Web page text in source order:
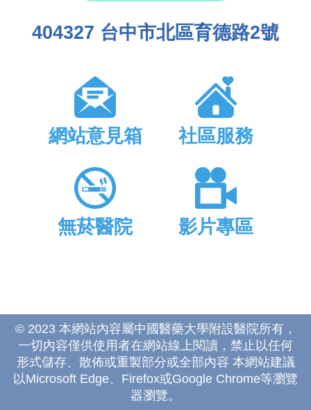
404327 台中市北區育德路2號
網站意見箱 社區服務
無菸醫院 影片專區
© 2023 本網站內容屬中國醫藥大學附設醫院所有，
一切內容僅供使用者在網站線上閱讀，禁止以任何
形式儲存、散佈或重製部分或全部內容 本網站建議
以Microsoft Edge、Firefox或Google Chrome等瀏覽
器瀏覽。